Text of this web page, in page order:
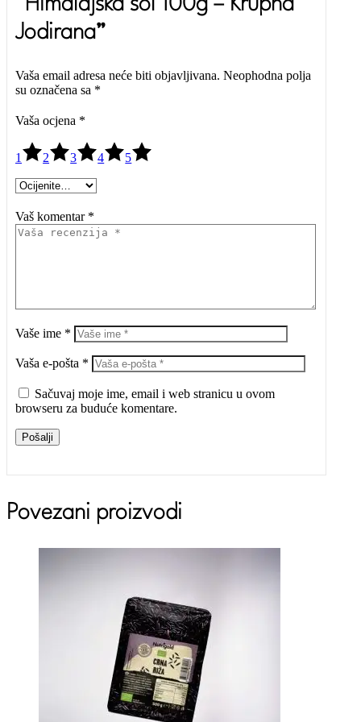
“Himalajska sol 100g – Krupna
Jodirana”
Vaša email adresa neće biti objavljivana. Neophodna polja
su označena sa *
Vaša ocjena *
1 2 3 4 5
Vaš komentar *
Vaše ime *
Vaša e-pošta *
Sačuvaj moje ime, email i web stranicu u ovom
browseru za buduće komentare.
Pošalji
Povezani proizvodi